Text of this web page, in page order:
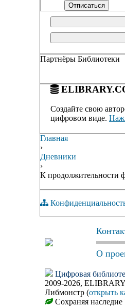
Партнёры Библиотеки
Создайте свою
цифровом виде.
Главная
›
Дневники
›
К продолжительности
О
Цифровая
2009-2026,
Либмонстр (открыть
Сохраняя